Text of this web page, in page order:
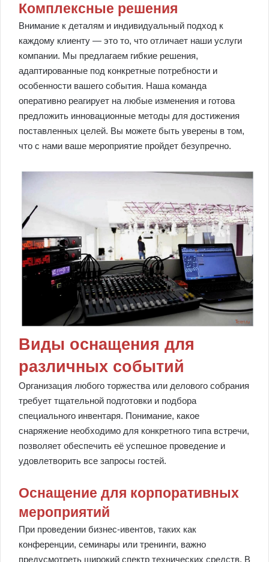
Комплексные решения
Внимание к деталям и индивидуальный подход к
каждому клиенту — это то, что отличает наши услуги
компании. Мы предлагаем гибкие решения,
адаптированные под конкретные потребности и
особенности вашего события. Наша команда
оперативно реагирует на любые изменения и готова
предложить инновационные методы для достижения
поставленных целей. Вы можете быть уверены в том,
что с нами ваше мероприятие пройдет безупречно.
Виды оснащения для
различных событий
Организация любого торжества или делового собрания
требует тщательной подготовки и подбора
специального инвентаря. Понимание, какое
снаряжение необходимо для конкретного типа встречи,
позволяет обеспечить её успешное проведение и
удовлетворить все запросы гостей.
Оснащение для корпоративных
мероприятий
При проведении бизнес-ивентов, таких как
конференции, семинары или тренинги, важно
предусмотреть широкий спектр технических средств. В